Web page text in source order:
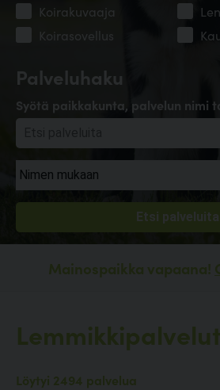
Palveluhaku
Syötä paikkakunta, palvelun nimi
Koirakuvaaja
Koirasovellus
Mainospaikka vapaana!
Lemmikkipalvelut
Löytyi 2494 palvelua